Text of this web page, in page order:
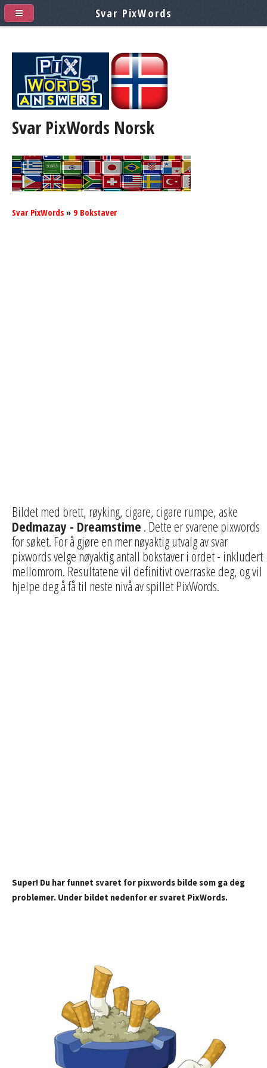
Svar PixWords Norsk
Svar PixWords » 9 Bokstaver
Bildet med brett, røyking, cigare, cigare rumpe, aske
Dedmazay - Dreamstime . Dette er svarene pixwords
for søket. For å gjøre en mer nøyaktig utvalg av svar
pixwords velge nøyaktig antall bokstaver i ordet - inkludert
mellomrom. Resultatene vil definitivt overraske deg, og vil
hjelpe deg å få til neste nivå av spillet PixWords.
Super! Du har funnet svaret for pixwords bilde som ga deg
problemer. Under bildet nedenfor er svaret PixWords.
Svar PixWords